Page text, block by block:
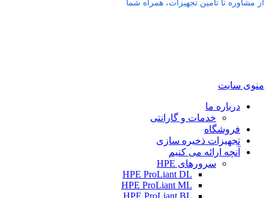
از مشاوره تا تامین تجهیزات، همراه شما
منوی سایت
درباره ما
خدمات و گارانتی
فروشگاه
تجهیزات ذخیره سازی
آنچه ارائه می کنیم
سرورهای HPE
HPE ProLiant DL
HPE ProLiant ML